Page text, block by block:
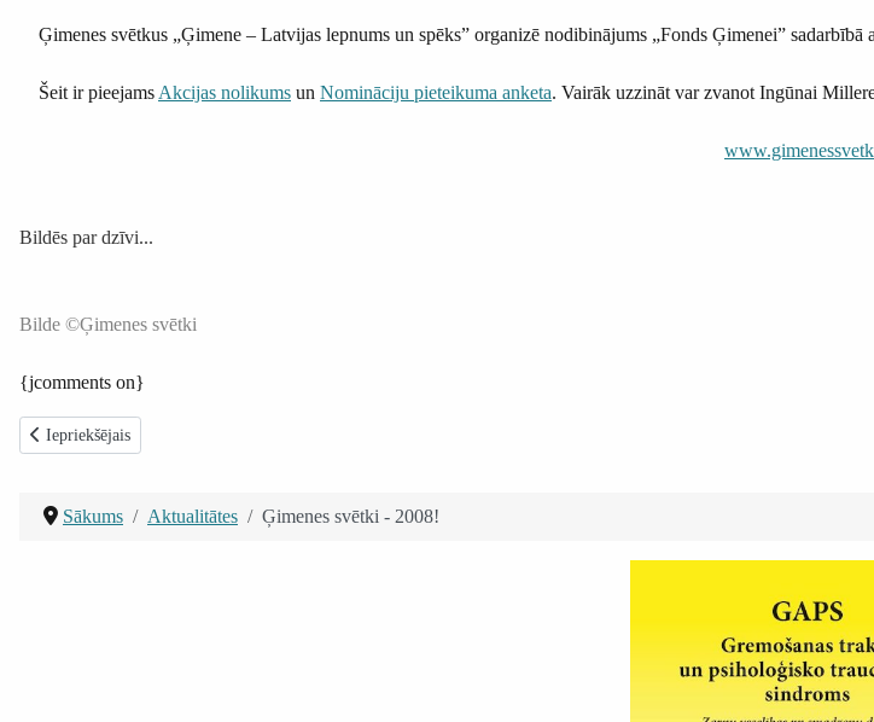
Ģimenes svētkus „Ģimene – Latvijas lepnums un spēks” organizē nodibinājums „Fonds Ģimenei”
Šeit ir pieejams Akcijas nolikums un Nomināciju pieteikuma anketa. Vairāk uzzināt var zvanot Ingūnai
Bildēs par dzīvi...
Bilde ©Ģimenes svētki
{jcomments on}
Iepriekšējais raksts: Eiropas arodbiedrību demonstrācija
Iepriekšējais
Sākums Aktualitātes Ģimenes svētki - 2008!